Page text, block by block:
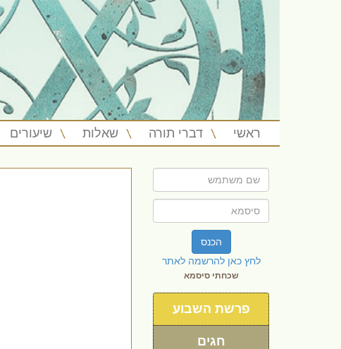
ראשי דברי תורה שאלות שיעורים
הכנס
לחץ כאן להרשמה לאתר
שכחתי סיסמא
פרשת השבוע
חגים